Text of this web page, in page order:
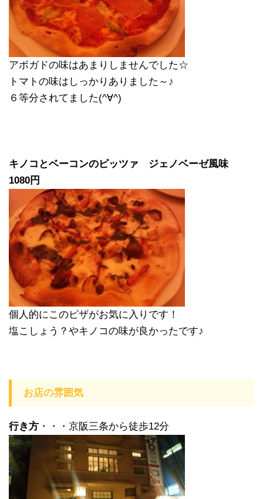
アボガドの味はあまりしませんでした☆
トマトの味はしっかりありました～♪
６等分されてました(^∀^)
キノコとベーコンのピッツァ ジェノベーゼ風味
1080円
個人的にこのピザがお気に入りです！
塩こしょう？やキノコの味が良かったです♪
お店の雰囲気
行き方 ・・・京阪三条から徒歩12分